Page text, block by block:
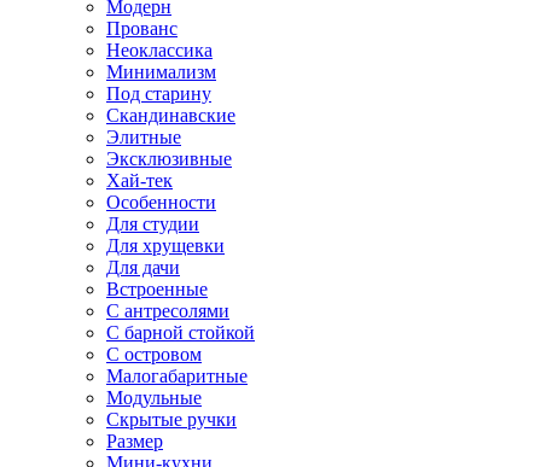
Модерн
Прованс
Неоклассика
Минимализм
Под старину
Скандинавские
Элитные
Эксклюзивные
Хай-тек
Особенности
Для студии
Для хрущевки
Для дачи
Встроенные
С антресолями
С барной стойкой
С островом
Малогабаритные
Модульные
Скрытые ручки
Размер
Мини-кухни